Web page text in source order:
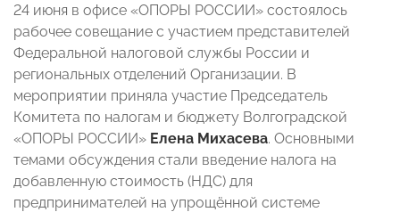
24 июня в офисе «ОПОРЫ РОССИИ» состоялось
рабочее совещание с участием представителей
Федеральной налоговой службы России и
региональных отделений Организации. В
мероприятии приняла участие Председатель
Комитета по налогам и бюджету Волгоградской
«ОПОРЫ РОССИИ» Елена Михасева. Основными
темами обсуждения стали введение налога на
добавленную стоимость (НДС) для
предпринимателей на упрощённой системе